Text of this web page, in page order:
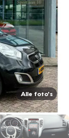
Alle foto's